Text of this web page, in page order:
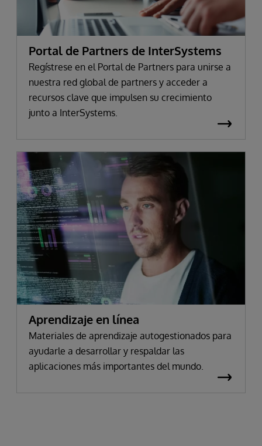
Portal de Partners de InterSystems
Regístrese en el Portal de Partners para unirse a
nuestra red global de partners y acceder a
recursos clave que impulsen su crecimiento
junto a InterSystems.
Aprendizaje en línea
Materiales de aprendizaje autogestionados para
ayudarle a desarrollar y respaldar las
aplicaciones más importantes del mundo.